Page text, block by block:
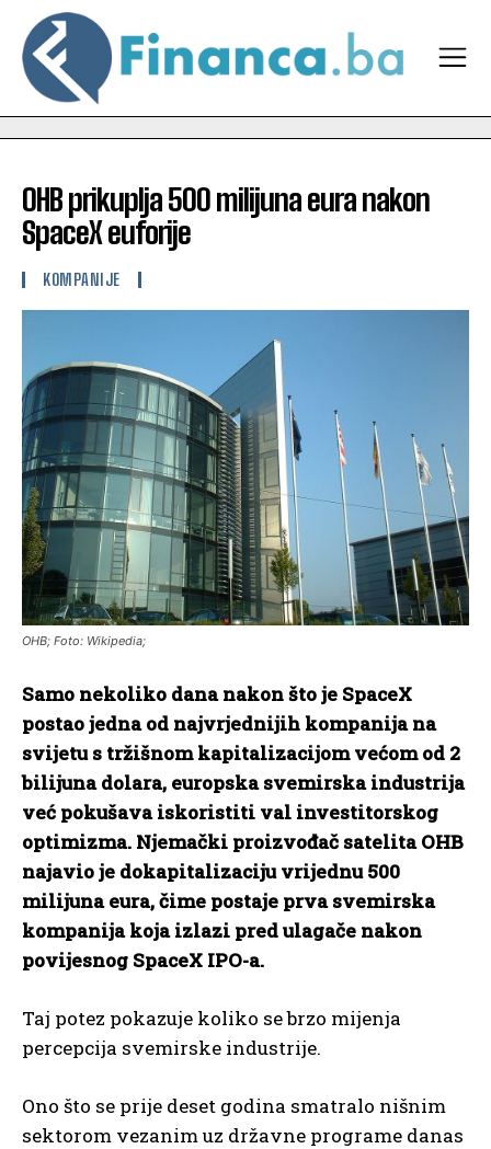
OHB prikuplja 500 milijuna eura nakon
SpaceX euforije
KOMPANIJE
OHB; Foto: Wikipedia;
Samo nekoliko dana nakon što je SpaceX
postao jedna od najvrjednijih kompanija na
svijetu s tržišnom kapitalizacijom većom od 2
bilijuna dolara, europska svemirska industrija
već pokušava iskoristiti val investitorskog
optimizma. Njemački proizvođač satelita OHB
najavio je dokapitalizaciju vrijednu 500
milijuna eura, čime postaje prva svemirska
kompanija koja izlazi pred ulagače nakon
povijesnog SpaceX IPO-a.
Taj potez pokazuje koliko se brzo mijenja
percepcija svemirske industrije.
Ono što se prije deset godina smatralo nišnim
sektorom vezanim uz državne programe danas